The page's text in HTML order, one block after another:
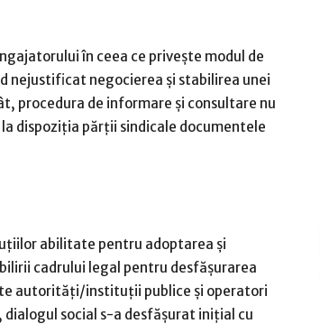
în ceea ce privește modul de
nejustificat negocierea și stabilirea unei
procedura de informare și consultare nu
dispoziția părții sindicale documentele
abilitate pentru adoptarea și
cadrului legal pentru desfășurarea
autorități/instituții publice și operatori
dialogul social s-a desfășurat inițial cu